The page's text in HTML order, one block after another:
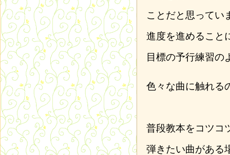
ことだと思ってい
進度を進めること
目標の予行練習の
色々な曲に触れる
普段教本をコツコ
弾きたい曲がある